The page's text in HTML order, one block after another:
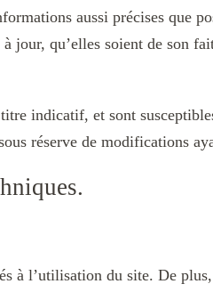
aussi précises que
jour, qu’elles soient de son
indicatif, et sont
réserve de modifications
à l’utilisation du site. De